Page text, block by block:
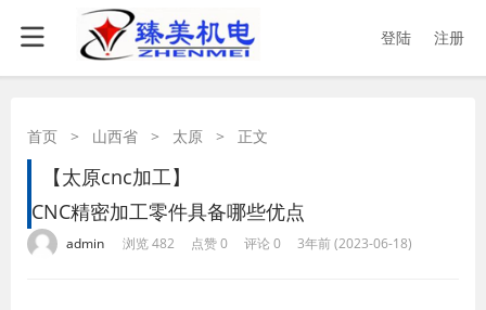
登陆 注册
首页 > 山西省 > 太原 > 正文
【太原cnc加工】
CNC精密加工零件具备哪些优点
admin 浏览 482 点赞 0 评论 0 3年前 (2023-06-18)